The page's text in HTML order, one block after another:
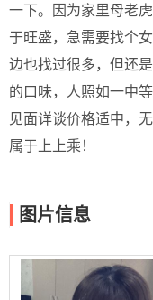
一下。因为家里母老
于旺盛，急需要找个
边也找过很多，但还
的口味，人照如一中
见面详谈价格适中，
属于上上乘！
图片信息